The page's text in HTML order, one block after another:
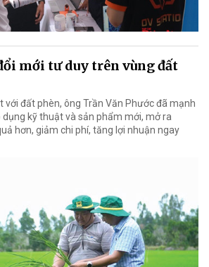
mới tư duy trên vùng đất
với đất phèn, ông Trần Văn Phước đã mạnh
kỹ thuật và sản phẩm mới, mở ra
hơn, giảm chi phí, tăng lợi nhuận ngay